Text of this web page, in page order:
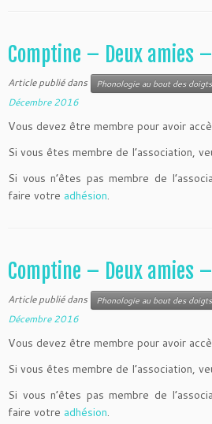
Comptine – Deux amies
Article publié dans Phonologie au bout des
Décembre 2016
Vous devez être membre pour avoir
Si vous êtes membre de l’association,
Si vous n’êtes pas membre de
faire votre adhésion.
Comptine – Deux amies
Article publié dans Phonologie au bout des
Décembre 2016
Vous devez être membre pour avoir
Si vous êtes membre de l’association,
Si vous n’êtes pas membre de
faire votre adhésion.